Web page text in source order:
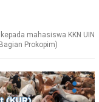
mahasiswa KKN UIN
Prokopim)